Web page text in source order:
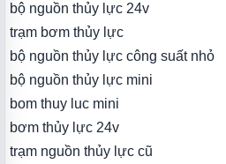
bộ nguồn thủy lực 24v
trạm bơm thủy lực
bộ nguồn thủy lực công suất nhỏ
bộ nguồn thủy lực mini
bom thuy luc mini
bơm thủy lực 24v
trạm nguồn thủy lực cũ